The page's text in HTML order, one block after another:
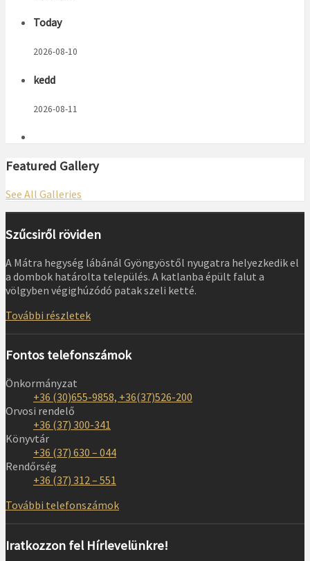
Today
2026-08-10
kedd
2026-08-11
Featured Gallery
See All Galleries
Szűcsiről röviden
A Mátra hegység lábánál Gyöngyöstől nyugatra helyezkedik el
a dombok határolta település. A katlanba épült falut a
völgyben végighúzódó patak szeli ketté.
További részletek
Fontos telefonszámok
Önkormányzat
+36 (30)655-9858, +36(37)526-200
Orvosi rendelő
+36 (37) 300-341
Könyvtár
+36 (37) 630 – 044
Rendőrség
+36 (37) 312 – 551
További telefonszámok
Iratkozzon fel Hírlevelünkre!